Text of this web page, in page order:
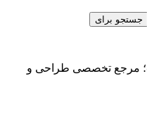
جستجو برای
مرجع تخصصی طراحی و